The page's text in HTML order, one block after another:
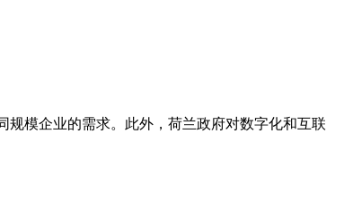
模企业的需求。此外，荷兰政府对数字化和互联